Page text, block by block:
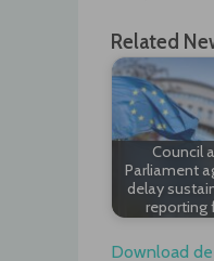
Related
Council
Parliament
delay
reporting
Download